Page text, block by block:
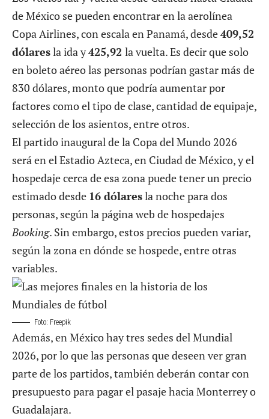
de México se pueden encontrar en la aerolínea
Copa Airlines, con escala en Panamá, desde409,52
dólaresla ida y425,92 la vuelta. Es decir que solo
en boleto aéreo las personas podrían gastar más de
830 dólares, monto que podría aumentar por
factores como el tipo de clase, cantidad de equipaje,
selección de los asientos, entre otros.
El partido inaugural de la Copa del Mundo 2026
será en el Estadio Azteca, en Ciudad de México, y el
hospedaje cerca de esa zona puede tener un precio
estimado desde 16 dólaresla noche para dos
personas, según la página web de hospedajes
Booking. Sin embargo, estos precios pueden variar,
según la zona en dónde se hospede, entre otras
variables.
Foto: Freepik
Además, en México hay tres sedes del Mundial
2026, por lo que las personas que deseen ver gran
parte de los partidos, también deberán contar con
presupuesto para pagar el pasaje hacia Monterrey o
Guadalajara.